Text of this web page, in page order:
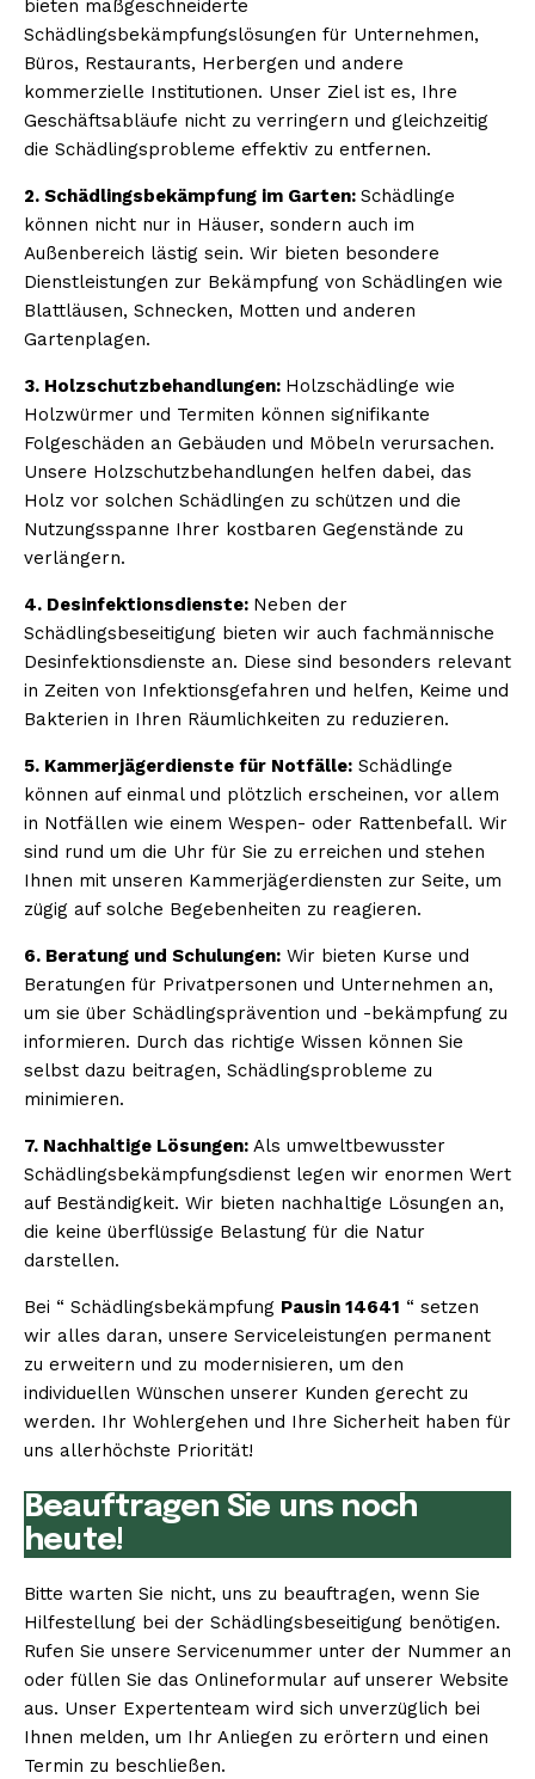
bieten maßgeschneiderte
Schädlingsbekämpfungslösungen für Unternehmen,
Büros, Restaurants, Herbergen und andere
kommerzielle Institutionen. Unser Ziel ist es, Ihre
Geschäftsabläufe nicht zu verringern und gleichzeitig
die Schädlingsprobleme effektiv zu entfernen.
2. Schädlingsbekämpfung im Garten: Schädlinge
können nicht nur in Häuser, sondern auch im
Außenbereich lästig sein. Wir bieten besondere
Dienstleistungen zur Bekämpfung von Schädlingen wie
Blattläusen, Schnecken, Motten und anderen
Gartenplagen.
3. Holzschutzbehandlungen: Holzschädlinge wie
Holzwürmer und Termiten können signifikante
Folgeschäden an Gebäuden und Möbeln verursachen.
Unsere Holzschutzbehandlungen helfen dabei, das
Holz vor solchen Schädlingen zu schützen und die
Nutzungsspanne Ihrer kostbaren Gegenstände zu
verlängern.
4. Desinfektionsdienste: Neben der
Schädlingsbeseitigung bieten wir auch fachmännische
Desinfektionsdienste an. Diese sind besonders relevant
in Zeiten von Infektionsgefahren und helfen, Keime und
Bakterien in Ihren Räumlichkeiten zu reduzieren.
5. Kammerjägerdienste für Notfälle: Schädlinge
können auf einmal und plötzlich erscheinen, vor allem
in Notfällen wie einem Wespen- oder Rattenbefall. Wir
sind rund um die Uhr für Sie zu erreichen und stehen
Ihnen mit unseren Kammerjägerdiensten zur Seite, um
zügig auf solche Begebenheiten zu reagieren.
6. Beratung und Schulungen: Wir bieten Kurse und
Beratungen für Privatpersonen und Unternehmen an,
um sie über Schädlingsprävention und -bekämpfung zu
informieren. Durch das richtige Wissen können Sie
selbst dazu beitragen, Schädlingsprobleme zu
minimieren.
7. Nachhaltige Lösungen: Als umweltbewusster
Schädlingsbekämpfungsdienst legen wir enormen Wert
auf Beständigkeit. Wir bieten nachhaltige Lösungen an,
die keine überflüssige Belastung für die Natur
darstellen.
Bei “ Schädlingsbekämpfung Pausin 14641 “ setzen
wir alles daran, unsere Serviceleistungen permanent
zu erweitern und zu modernisieren, um den
individuellen Wünschen unserer Kunden gerecht zu
werden. Ihr Wohlergehen und Ihre Sicherheit haben für
uns allerhöchste Priorität!
Beauftragen Sie uns noch
heute!
Bitte warten Sie nicht, uns zu beauftragen, wenn Sie
Hilfestellung bei der Schädlingsbeseitigung benötigen.
Rufen Sie unsere Servicenummer unter der Nummer an
oder füllen Sie das Onlineformular auf unserer Website
aus. Unser Expertenteam wird sich unverzüglich bei
Ihnen melden, um Ihr Anliegen zu erörtern und einen
Termin zu beschließen.